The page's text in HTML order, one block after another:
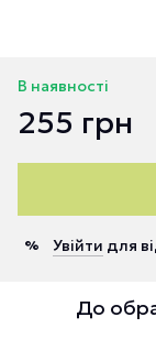
В наявності
255 грн
% Увійти для
До